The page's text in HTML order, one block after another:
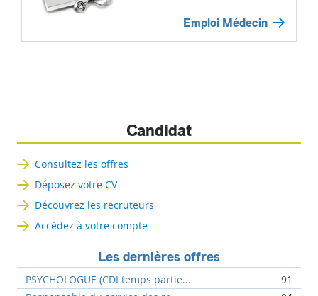
Emploi Médecin
Candidat
Consultez les offres
Déposez votre CV
Découvrez les recruteurs
Accédez à votre compte
Les dernières offres
PSYCHOLOGUE (CDI temps partie...
91